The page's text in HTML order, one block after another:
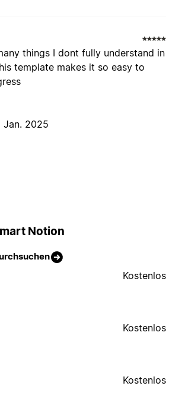
things I dont fully understand in
template makes it so easy to
Jan. 2025
Notion
Kostenlos
Kostenlos
Kostenlos